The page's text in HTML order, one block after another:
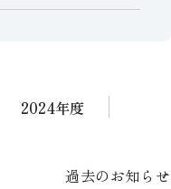
2024年度